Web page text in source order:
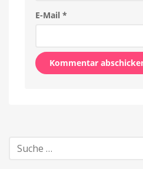
E-Mail *
Suche
nach: